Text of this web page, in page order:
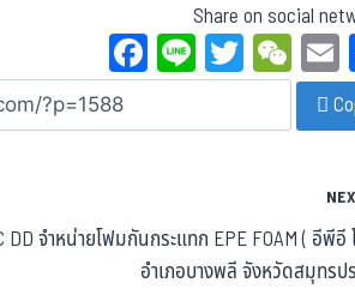
Share on social
Fa
ce
bo
Li
ne
T
wi
tt
W
eC
ha
DD จำหน่ายโฟมกันกระแทก EPE FOAM ( อีพีอี
อำเภอบางพลี จังหวัดสมุทรป